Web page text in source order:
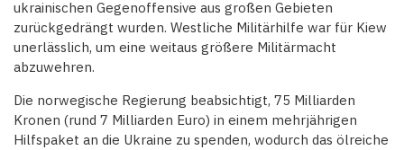
ukrainischen Gegenoffensive aus großen Gebieten
zurückgedrängt wurden. Westliche Militärhilfe war für Kiew
unerlässlich, um eine weitaus größere Militärmacht
abzuwehren.
Die norwegische Regierung beabsichtigt, 75 Milliarden
Kronen (rund 7 Milliarden Euro) in einem mehrjährigen
Hilfspaket an die Ukraine zu spenden, wodurch das ölreiche